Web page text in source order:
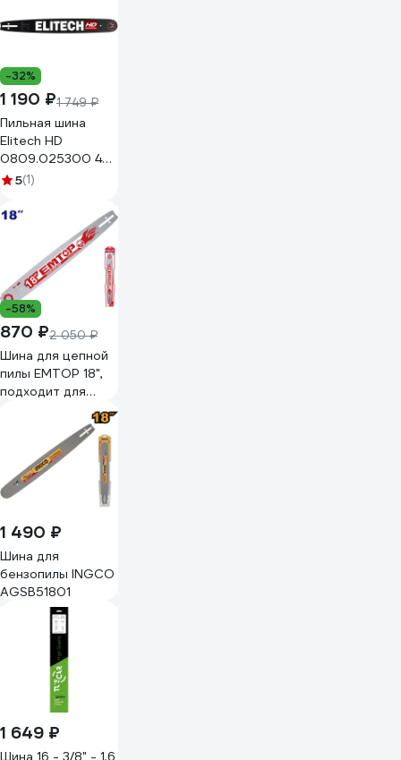
-32%
1 190 ₽1 749 ₽
Пильная шина
Elitech HD
0809.025300 46
см 3/8" 1,5 мм
5(1)
-58%
870 ₽2 050 ₽
Шина для цепной
пилы EMTOP 18",
подходит для
цепной пилы
EGCS18451
ECSB6181
1 490 ₽
Шина для
бензопилы INGCO
AGSB51801
1 649 ₽
Шина 16 - 3/8" - 1,6